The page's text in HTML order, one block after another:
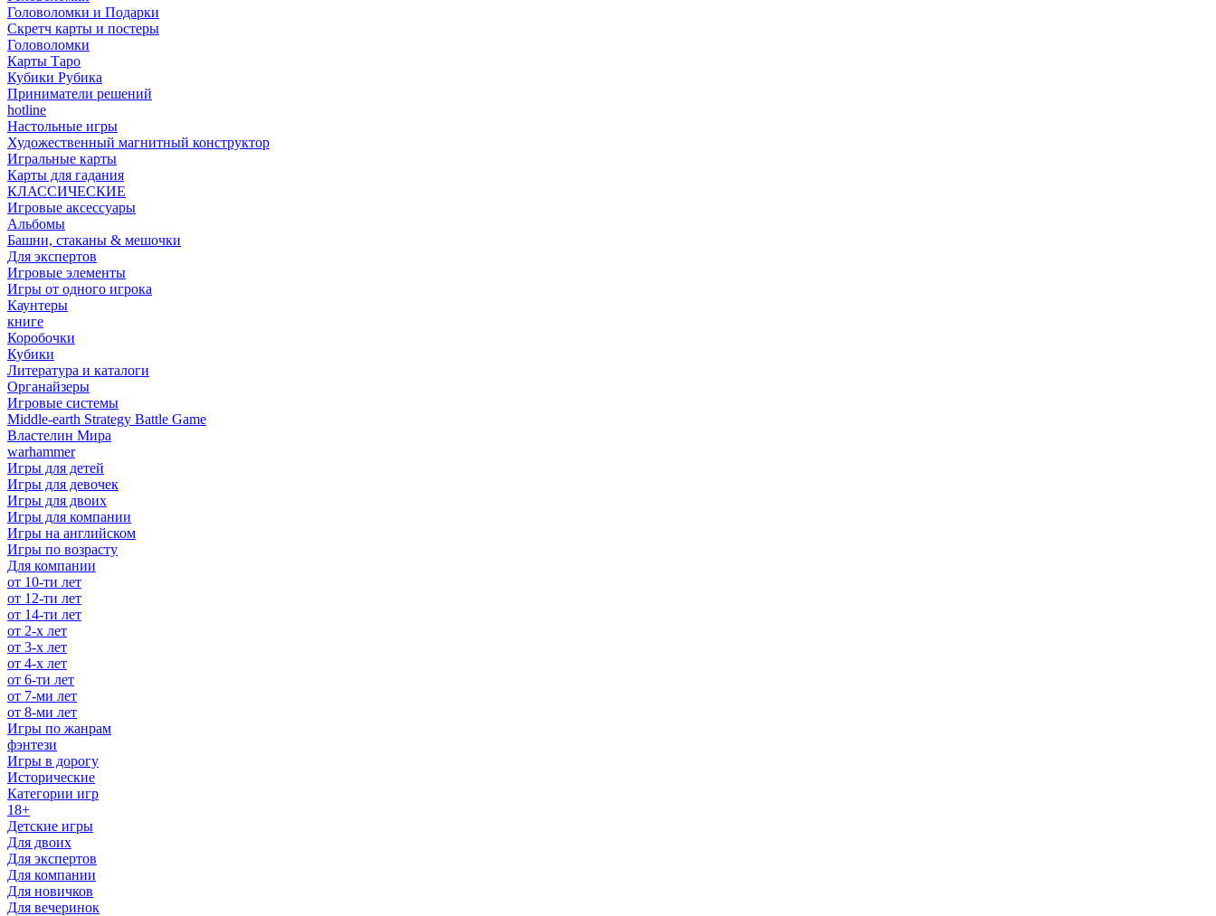
Головоломки и Подарки
Cкретч карты и постеры
Головоломки
Карты Таро
Кубики Рубика
Приниматели решений
hotline
Настольные игры
Художественный магнитный конструктор
Игральные карты
Карты для гадания
КЛАССИЧЕСКИЕ
Игровые аксессуары
Альбомы
Башни, стаканы & мешочки
Для экспертов
Игровые элементы
Игры от одного игрока
Каунтеры
книге
Коробочки
Кубики
Литература и каталоги
Органайзеры
Игровые системы
Middle-earth Strategy Battle Game
Властелин Мира
warhammer
Игры для детей
Игры для девочек
Игры для двоих
Игры для компании
Игры на английском
Игры по возрасту
Для компании
от 10-ти лет
от 12-ти лет
от 14-ти лет
от 2-х лет
от 3-х лет
от 4-х лет
от 6-ти лет
от 7-ми лет
от 8-ми лет
Игры по жанрам
фэнтези
Игры в дорогу
Исторические
Категории игр
18+
Детские игры
Для двоих
Для экспертов
Для компании
Для новичков
Для вечеринок